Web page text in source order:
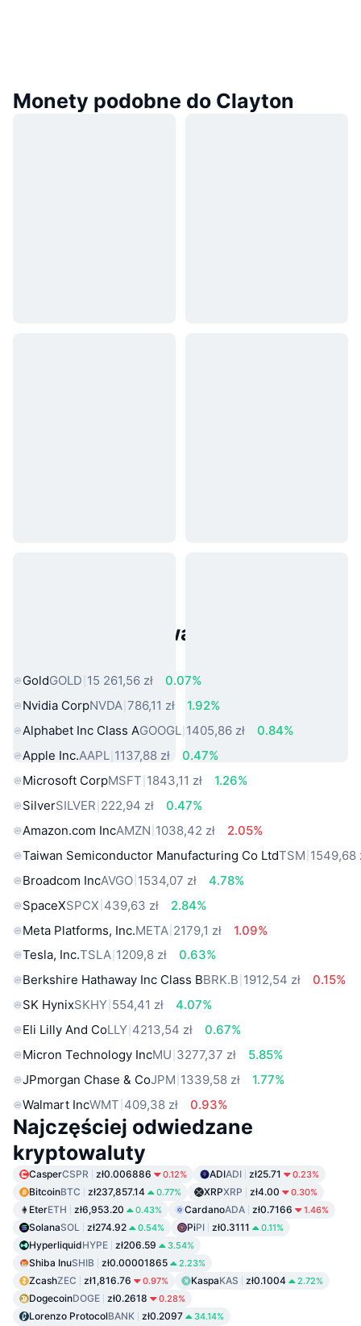
Monety podobne do Clayton
Popularne aktywa ze świata
GoldGOLD 15 261,56 zł
0.07%
Nvidia CorpNVDA 786,11 zł
1.92%
Alphabet Inc Class AGOOGL 1405,86 zł
0.84%
Apple Inc.AAPL 1137,88 zł
0.47%
Microsoft CorpMSFT 1843,11 zł
1.26%
SilverSILVER 222,94 zł
0.47%
Amazon.com IncAMZN 1038,42 zł
2.05%
Taiwan Semiconductor Manufacturing Co LtdTSM 1549,68
Broadcom IncAVGO 1534,07 zł
4.78%
SpaceXSPCX 439,63 zł
2.84%
Meta Platforms, Inc.META 2179,1 zł
1.09%
Tesla, Inc.TSLA 1209,8 zł
0.63%
Berkshire Hathaway Inc Class BBRK.B 1912,54 zł
0.15%
SK HynixSKHY 554,41 zł
4.07%
Eli Lilly And CoLLY 4213,54 zł
0.67%
Micron Technology IncMU 3277,37 zł
5.85%
JPmorgan Chase & CoJPM 1339,58 zł
1.77%
Walmart IncWMT 409,38 zł 0.93%
Najczęściej odwiedzane
kryptowaluty
CasperCSPR zł0.006886 0.12% ADIADI zł25.71 0.23%
BitcoinBTC zł237,857.14 0.77% XRPXRP zł4.00 0.30%
EterETH zł6,953.20 0.43% CardanoADA zł0.7166 1.46%
SolanaSOL zł274.92 0.54% PiPI zł0.3111 0.11%
HyperliquidHYPE zł206.59 3.54%
Shiba InuSHIB zł0.00001865 2.23%
ZcashZEC zł1,816.76 0.97% KaspaKAS zł0.1004 2.72%
DogecoinDOGE zł0.2618 0.28%
Lorenzo ProtocolBANK zł0.2097 34.14%